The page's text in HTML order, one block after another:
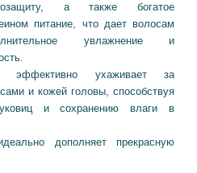
а также богатое
питание, что дает волосам
увлажнение и
эффективно ухаживает за
и кожей головы, способствуя
и сохранению влаги в
дополняет прекрасную